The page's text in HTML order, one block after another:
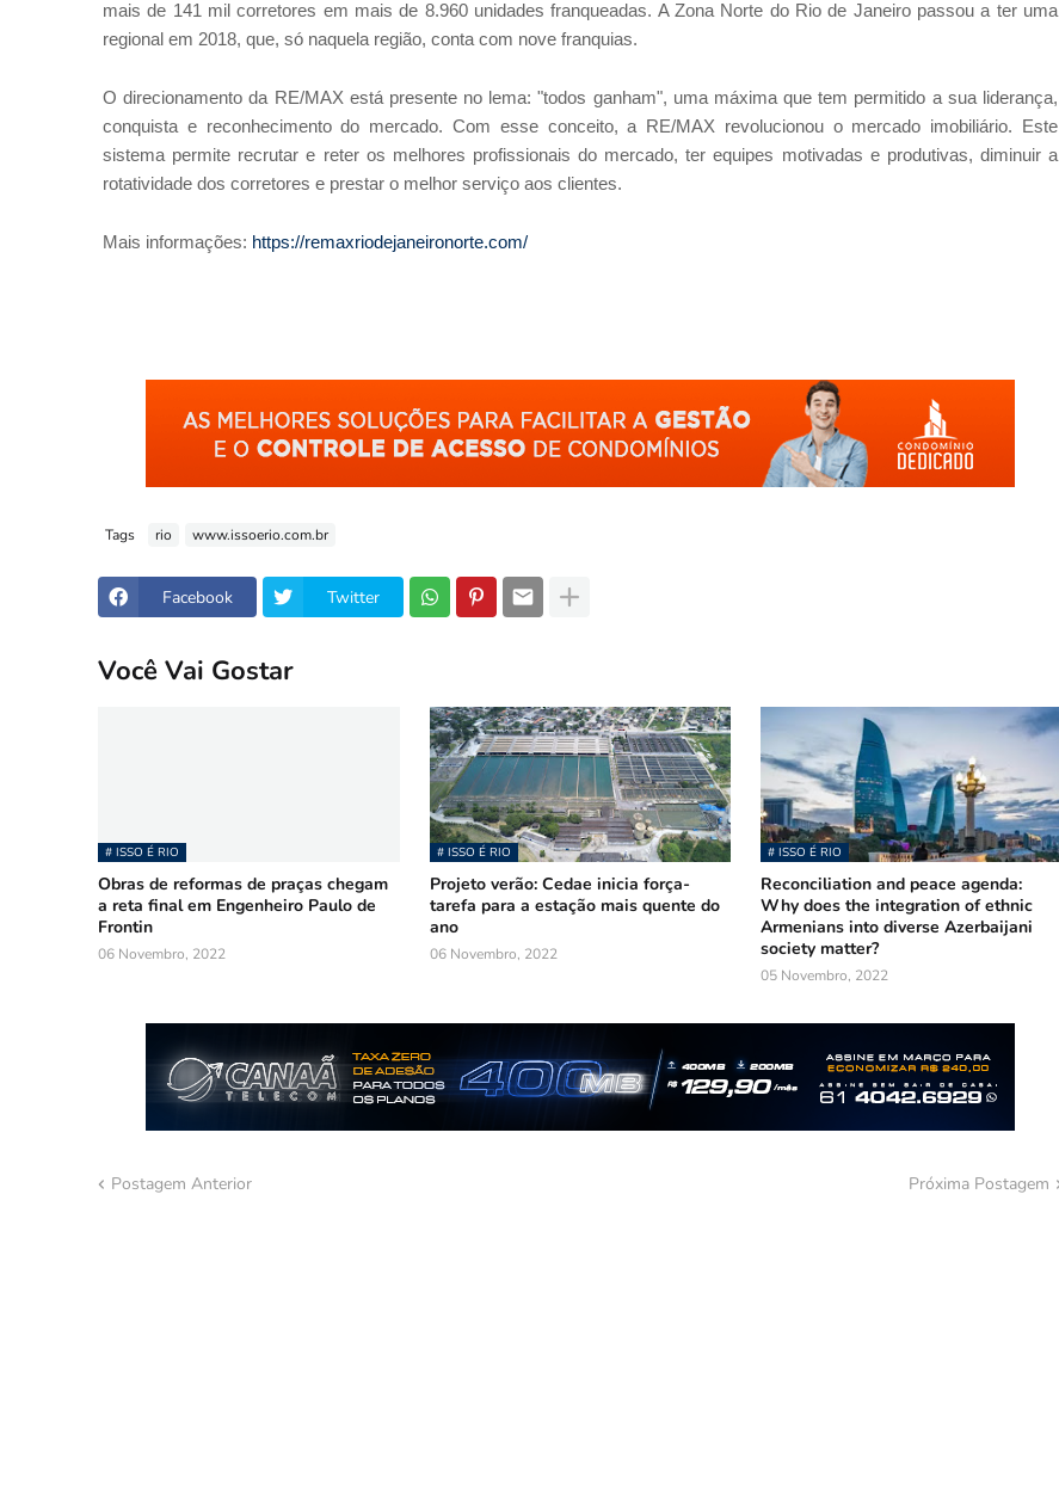
mais de 141 mil corretores em mais de 8.960 unidades franqueadas. A Zona Norte do Rio de Janeiro passou a ter uma
regional em 2018, que, só naquela região, conta com nove franquias.
O direcionamento da RE/MAX está presente no lema: "todos ganham", uma máxima que tem permitido a sua liderança,
conquista e reconhecimento do mercado. Com esse conceito, a RE/MAX revolucionou o mercado imobiliário. Este
sistema permite recrutar e reter os melhores profissionais do mercado, ter equipes motivadas e produtivas, diminuir a
rotatividade dos corretores e prestar o melhor serviço aos clientes.
Mais informações: https://remaxriodejaneironorte.com/
Tags rio www.issoerio.com.br
Facebook Twitter
Você Vai Gostar
# ISSO É RIO
Obras de reformas de praças chegam
a reta final em Engenheiro Paulo de
Frontin
06 Novembro, 2022
# ISSO É RIO
Projeto verão: Cedae inicia força-
tarefa para a estação mais quente do
ano
06 Novembro, 2022
# ISSO É RIO
Reconciliation and peace agenda:
Why does the integration of ethnic
Armenians into diverse Azerbaijani
society matter?
05 Novembro, 2022
Postagem Anterior Próxima Postagem